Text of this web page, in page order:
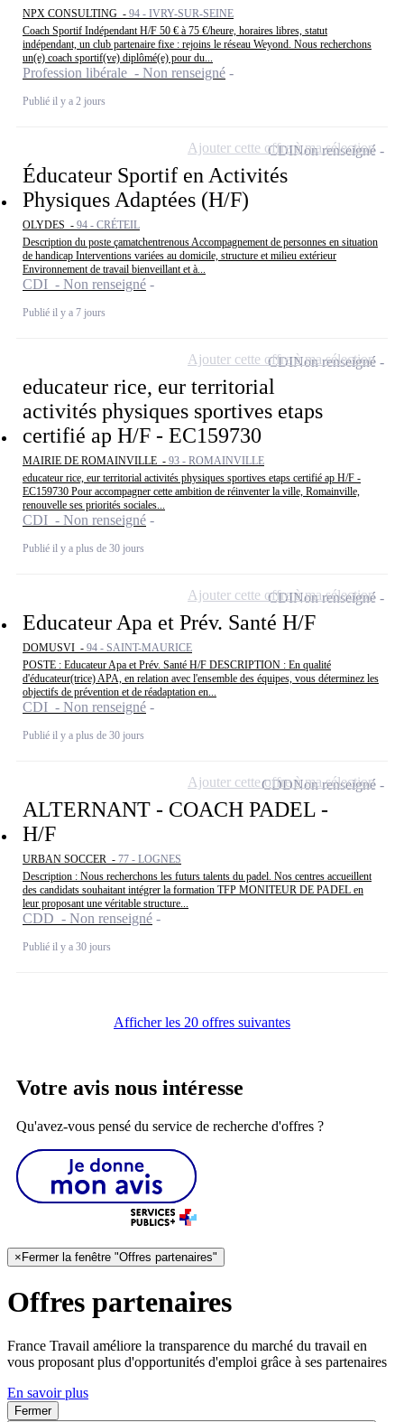
NPX CONSULTING - 94 - IVRY-SUR-SEINE
Coach Sportif Indépendant H/F 50 € à 75 €/heure, horaires libres, statut
indépendant, un club partenaire fixe : rejoins le réseau Weyond. Nous recherchons
un(e) coach sportif(ve) diplômé(e) pour du...
Profession libérale - Non renseigné
Publié il y a 2 jours
Éducateur Sportif en Activités
Physiques Adaptées (H/F)
OLYDES - 94 - CRÉTEIL
Description du poste çamatchentrenous Accompagnement de personnes en situation
de handicap Interventions variées au domicile, structure et milieu extérieur
Environnement de travail bienveillant et à...
CDI - Non renseigné
Publié il y a 7 jours
CDINon renseigné
Ajouter cette offre à ma sélection
educateur rice, eur territorial
activités physiques sportives etaps
certifié ap H/F - EC159730
MAIRIE DE ROMAINVILLE - 93 - ROMAINVILLE
educateur rice, eur territorial activités physiques sportives etaps certifié ap H/F -
EC159730 Pour accompagner cette ambition de réinventer la ville, Romainville,
renouvelle ses priorités sociales...
CDI - Non renseigné
Publié il y a plus de 30 jours
CDINon renseigné
Ajouter cette offre à ma sélection
Educateur Apa et Prév. Santé H/F
DOMUSVI - 94 - SAINT-MAURICE
POSTE : Educateur Apa et Prév. Santé H/F DESCRIPTION : En qualité
d'éducateur(trice) APA, en relation avec l'ensemble des équipes, vous déterminez les
objectifs de prévention et de réadaptation en...
CDI - Non renseigné
Publié il y a plus de 30 jours
CDINon renseigné
Ajouter cette offre à ma sélection
ALTERNANT - COACH PADEL -
H/F
URBAN SOCCER - 77 - LOGNES
Description : Nous recherchons les futurs talents du padel. Nos centres accueillent
des candidats souhaitant intégrer la formation TFP MONITEUR DE PADEL en
leur proposant une véritable structure...
CDD - Non renseigné
Publié il y a 30 jours
CDDNon renseigné
Ajouter cette offre à ma sélection
Afficher les 20 offres suivantes
Votre avis nous intéresse
Qu'avez-vous pensé du service de recherche d'offres ?
×Fermer la fenêtre "Offres partenaires"
Offres partenaires
France Travail améliore la transparence du marché du travail en
vous proposant plus d'opportunités d'emploi grâce à ses partenaires
En savoir plus
Fermer